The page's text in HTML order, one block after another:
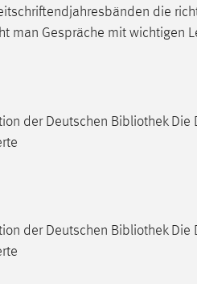
die
man Gespräche mit wichtigen
der Deutschen BibliothekDie
der Deutschen BibliothekDie